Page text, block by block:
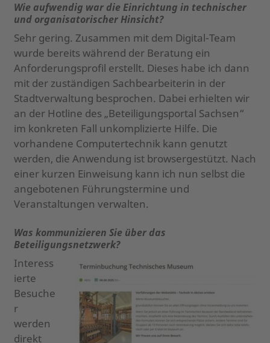
Wie aufwendig war die Einrichtung in technischer
und organisatorischer Hinsicht?
Sehr gering. Zusammen mit dem Digital-Team
wurde bereits während der Beratung ein
Anforderungsprofil erstellt. Dieses habe ich dann
mit der zuständigen Sachbearbeiterin in der
Stadtverwaltung besprochen. Dabei erhielten wir
an der Hotline des „Beteiligungsportal Sachsen“
im konkreten Fall unkomplizierte Hilfe. Die
vorhandene Computertechnik kann genutzt
werden, die Anwendung ist browsergestützt. Nach
einer kurzen Einweisung kann ich nun selbst die
angebotenen Führungstermine und
Veranstaltungen verwalten.
Was kommunizieren Sie über das
Beteiligungsnetzwerk?
Interess
ierte
Besuche
r
werden
direkt